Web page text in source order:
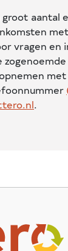
aantal
vragen en
met
.